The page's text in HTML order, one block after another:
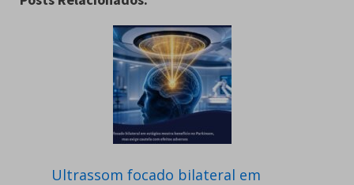
Ultrassom focado bilateral em